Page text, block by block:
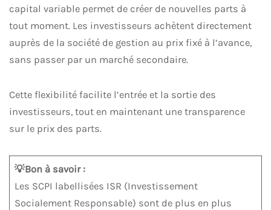
capital variable permet de créer de nouvelles parts à
tout moment. Les investisseurs achètent directement
auprès de la société de gestion au prix fixé à l’avance,
sans passer par un marché secondaire.
Cette flexibilité facilite l’entrée et la sortie des
investisseurs, tout en maintenant une transparence
sur le prix des parts.
💡Bon à savoir :
Les SCPI labellisées ISR (Investissement
Socialement Responsable) sont de plus en plus